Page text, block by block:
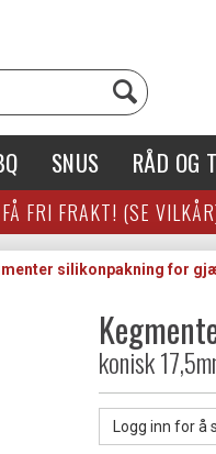
SNUS RÅD OG
FRI FRAKT! (SE
silikonpakning for
konisk
Logg inn for å